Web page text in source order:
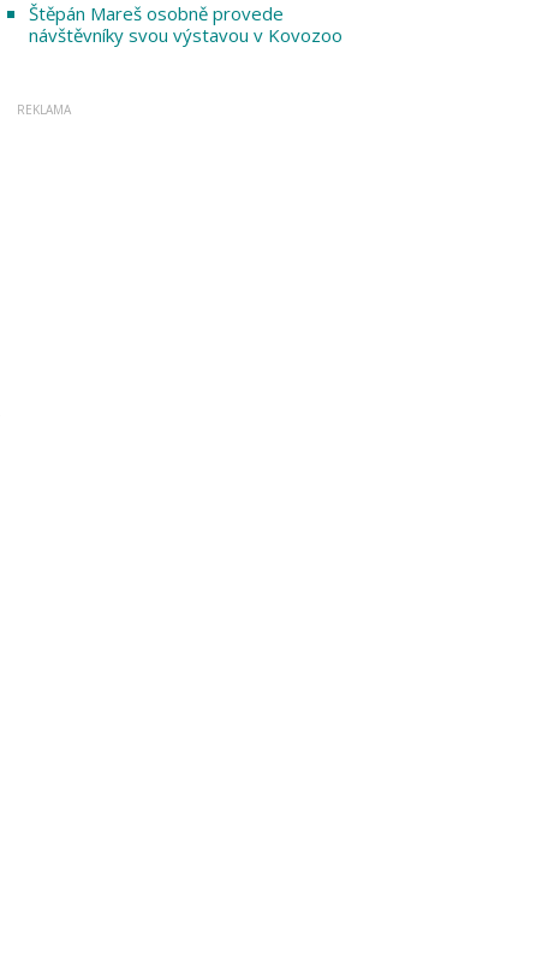
Štěpán Mareš osobně provede
návštěvníky svou výstavou v Kovozoo